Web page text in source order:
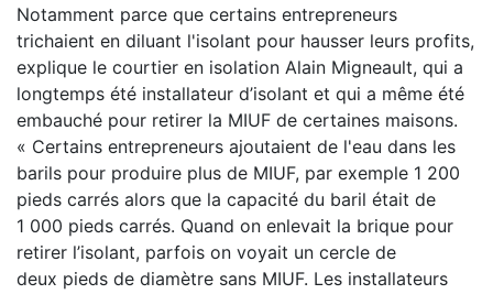
Notamment parce que certains entrepreneurs
trichaient en diluant l'isolant pour hausser leurs profits,
explique le courtier en isolation Alain Migneault, qui a
longtemps été installateur d’isolant et qui a même été
embauché pour retirer la MIUF de certaines maisons.
« Certains entrepreneurs ajoutaient de l'eau dans les
barils pour produire plus de MIUF, par exemple 1 200
pieds carrés alors que la capacité du baril était de
1 000 pieds carrés. Quand on enlevait la brique pour
retirer l’isolant, parfois on voyait un cercle de
deux pieds de diamètre sans MIUF. Les installateurs